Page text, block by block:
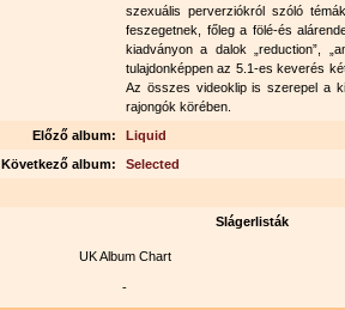
szexuális perverziókról szóló
feszegetnek, főleg a fölé-és
kiadványon a dalok „reduction”,
tulajdonképpen az 5.1-es keverés
Az összes videoklip is szerepel a
rajongók körében.
Előző album:
Liquid
Következő album:
Selected
Slágerlisták
UK Album Chart
-